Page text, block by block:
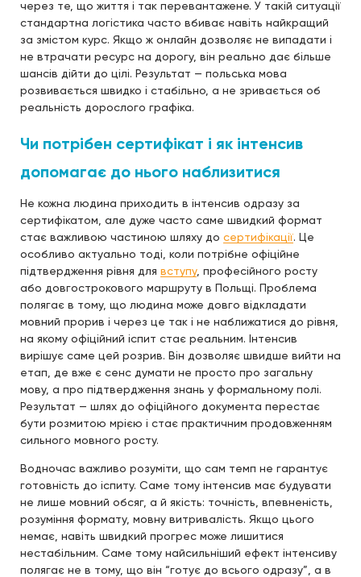
через те, що життя і так перевантажене. У такій ситуації
стандартна логістика часто вбиває навіть найкращий
за змістом курс. Якщо ж онлайн дозволяє не випадати і
не втрачати ресурс на дорогу, він реально дає більше
шансів дійти до цілі. Результат — польська мова
розвивається швидко і стабільно, а не зривається об
реальність дорослого графіка.
Чи потрібен сертифікат і як інтенсив
допомагає до нього наблизитися
Не кожна людина приходить в інтенсив одразу за
сертифікатом, але дуже часто саме швидкий формат
стає важливою частиною шляху до сертифікації. Це
особливо актуально тоді, коли потрібне офіційне
підтвердження рівня для вступу, професійного росту
або довгострокового маршруту в Польщі. Проблема
полягає в тому, що людина може довго відкладати
мовний прорив і через це так і не наближатися до рівня,
на якому офіційний іспит стає реальним. Інтенсив
вирішує саме цей розрив. Він дозволяє швидше вийти на
етап, де вже є сенс думати не просто про загальну
мову, а про підтвердження знань у формальному полі.
Результат — шлях до офіційного документа перестає
бути розмитою мрією і стає практичним продовженням
сильного мовного росту.
Водночас важливо розуміти, що сам темп не гарантує
готовність до іспиту. Саме тому інтенсив має будувати
не лише мовний обсяг, а й якість: точність, впевненість,
розуміння формату, мовну витривалість. Якщо цього
немає, навіть швидкий прогрес може лишитися
нестабільним. Саме тому найсильніший ефект інтенсиву
полягає не в тому, що він “готує до всього одразу”, а в